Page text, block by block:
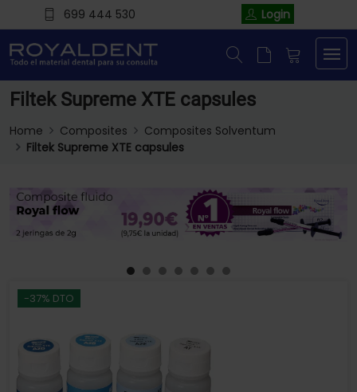
699 444 530 Login
Filtek Supreme XTE capsules
Home Composites
Composites Solventum
Filtek Supreme XTE capsules
-37% DTO